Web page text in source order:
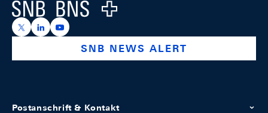
Logo
https://x.com/snb_bns
https://ch.linkedin.com/company/swiss-national-
https://www.youtube.com/@swissnationalbank
SNB NEWS ALERT
Postanschrift & Kontakt